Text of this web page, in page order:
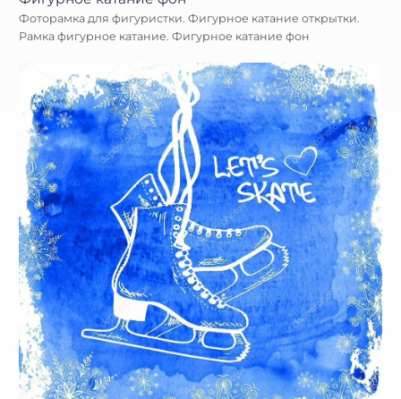
Фоторамка для фигуристки. Фигурное катание открытки.
Рамка фигурное катание. Фигурное катание фон